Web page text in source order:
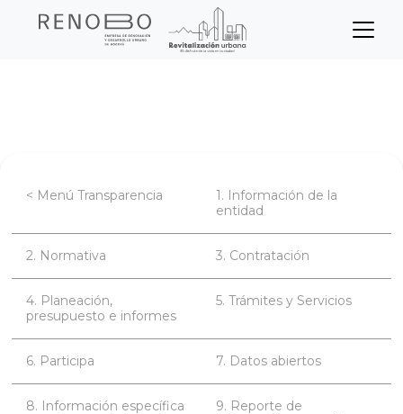
Sitio Web Empresa de
Transparencia
< Menú Transparencia
1. Información de la
entidad
2. Normativa 3. Contratación
4. Planeación,
presupuesto e informes
5. Trámites y Servicios
6. Participa 7. Datos abiertos
8. Información específica
9. Reporte de